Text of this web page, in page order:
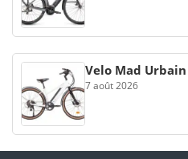
Velo Mad Urbain
7 août 2026